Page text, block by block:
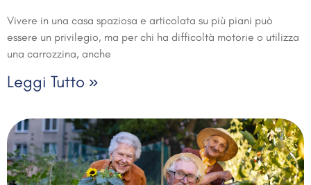
Vivere in una casa spaziosa e articolata su più piani può
essere un privilegio, ma per chi ha difficoltà motorie o utilizza
una carrozzina, anche
Leggi Tutto »